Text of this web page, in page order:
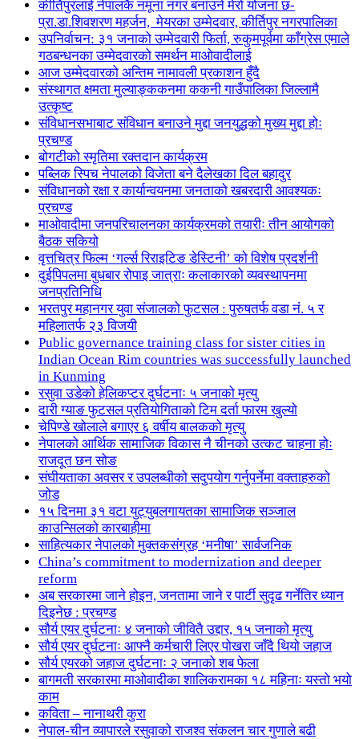
कीर्तिपुरलाई नेपालकै नमूना नगर बनाउने मेरो योजना छ-
प्रा.डा.शिवशरण महर्जन, मेयरका उम्मेदवार, कीर्तिपुर नगरपालिका
उपनिर्वाचन: ३१ जनाको उम्मेदवारी फिर्ता, रुकुमपूर्वमा काँग्रेस एमाले
गठबन्धनका उम्मेदवारको समर्थन माओवादीलाई
आज उम्मेदवारको अन्तिम नामावली प्रकाशन हुँदै
संस्थागत क्षमता मुल्याङ्ककनमा ककनी गाउँपालिका जिल्लामै
उत्कृष्ट
संविधानसभाबाट संविधान बनाउने मुद्दा जनयुद्धको मुख्य मुद्दा होः
प्रचण्ड
बोगटीको स्मृतिमा रक्तदान कार्यक्रम
पब्लिक स्पिच नेपालको विजेता बने दैलेखका दिल बहादुर
संविधानको रक्षा र कार्यान्वयनमा जनताको खबरदारी आवश्यकः
प्रचण्ड
माओवादीमा जनपरिचालनका कार्यक्रमको तयारीः तीन आयोगको
बैठक सकियो
वृत्तचित्र फिल्म ‘गर्ल्स रिराइटिङ डेस्टिनी’ को विशेष प्रदर्शनी
दुईपिपलमा बुधबार रोपाइ जात्राः कलाकारको व्यवस्थापनमा
जनप्रतिनिधि
भरतपुर महानगर युवा संजालको फुटसल : पुरुषतर्फ वडा नं. ५ र
महिलातर्फ २३ विजयी
Public governance training class for sister cities in
Indian Ocean Rim countries was successfully launched
in Kunming
रसुवा उडेको हेलिकप्टर दुर्घटनाः ५ जनाको मृत्यु
दारी ग्याङ फुटसल प्रतियोगिताको टिम दर्ता फारम खुल्यो
चेपिण्डे खोलाले बगाएर ६ वर्षीय बालकको मृत्यु
नेपालको आर्थिक सामाजिक विकास नै चीनको उत्कट चाहना होः
राजदूत छन सोङ
संघीयताका अवसर र उपलब्धीको सदुपयोग गर्नुपर्नेमा वक्ताहरुको
जोड
१५ दिनमा ३१ वटा युट्युबलगायतका सामाजिक सञ्जाल
काउन्सिलको कारबाहीमा
साहित्यकार नेपालको मुक्तकसंग्रह ‘मनीषा’ सार्वजनिक
China’s commitment to modernization and deeper
reform
अब सरकारमा जाने होइन, जनतामा जाने र पार्टी सुदृढ गर्नेतिर ध्यान
दिइनेछ : प्रचण्ड
सौर्य एयर दुर्घटनाः ४ जनाको जीवितै उद्दार, १५ जनाको मृत्यु
सौर्य एयर दुर्घटनाः आफ्नै कर्मचारी लिएर पोखरा जाँदै थियो जहाज
सौर्य एयरको जहाज दुर्घटनाः २ जनाको शब फेला
बागमती सरकारमा माओवादीका शालिकरामका १८ महिनाः यस्तो भयो
काम
कविता – नानाथरी कुरा
नेपाल-चीन व्यापारले रसुवाको राजश्व संकलन चार गुणाले बढी